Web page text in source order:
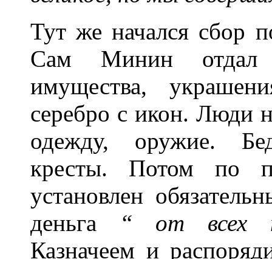
Тут же начался сбор
Сам Минин отдал
имущества,
серебро с икон. Люди
одежду, оружие.
кресты. Потом по
установлен
деньга
“ от всех
Казначеем и